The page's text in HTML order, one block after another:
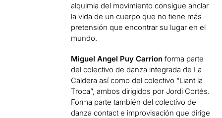
alquimia del movimiento consigue anclar
la vida de un cuerpo que no tiene más
pretensión que encontrar su lugar en el
mundo.
Miguel Angel Puy Carrion forma parte
del colectivo de danza integrada de La
Caldera así como del colectivo “Liant la
Troca”, ambos dirigidos por Jordi Cortés.
Forma parte también del colectivo de
danza contact e improvisación que dirige